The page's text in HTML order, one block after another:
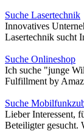
Suche Lasertechnik
Innovatives
Lasertechnik sucht
Suche Onlineshop
Ich suche "junge
Fulfillment by
Suche
Lieber Interessent,
Beteiligter gesucht.